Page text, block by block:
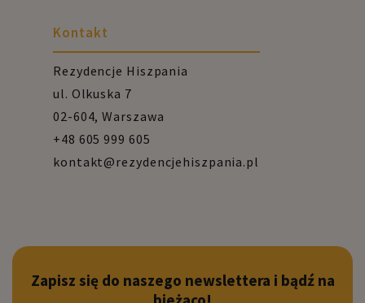
Kontakt
Rezydencje Hiszpania
ul. Olkuska 7
02-604, Warszawa
+48 605 999 605
kontakt@rezydencjehiszpania.pl
Zapisz się do naszego newslettera i bądź na